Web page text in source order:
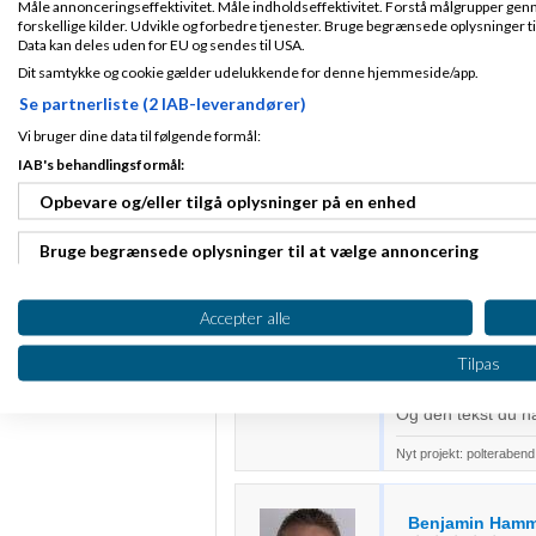
Tilmeldt 20. Mar
Indlæg ialt:517
Mikkel
Som den er lige
Har du lavet
Fra København
05
Tobias G
Drop alt det
Sideskift koster
online aviser der
Og den tekst du
Nyt projekt:
Benjamin
Måle annonceringseffektivitet. Måle indholdseffektivitet. Forstå målgrupper
forskellige kilder. Udvikle og forbedre tjenester. Bruge begrænsede oplysninger
Data kan deles uden for EU og sendes til USA.
Dit samtykke og cookie gælder udelukkende for denne hjemmeside/app.
Se partnerliste (2 IAB-leverandører)
Vi bruger dine data til følgende formål:
IAB's behandlingsformål:
Opbevare og/eller tilgå oplysninger på en enhed
Bruge begrænsede oplysninger til at vælge annoncering
Oprette profiler til tilpasset annoncering
Bruge profiler til at vælge tilpasset annoncering
Accepter alle
Tilpas